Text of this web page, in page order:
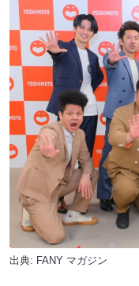
出典: FANY マガジン